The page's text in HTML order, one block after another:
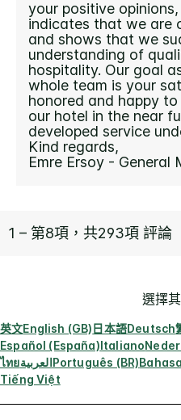
選擇
英文English (GB)日本語Deutsch
Español (España)Italiano
ไทยالعربيةPortuguês (BR)
Tiếng Việt